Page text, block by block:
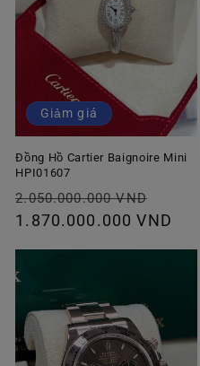
Giảm giá
Đồng Hồ Cartier Baignoire Mini
HPI01607
Giá
thông
2.050.000.000 VND
ưu
1.870.000.000 VND